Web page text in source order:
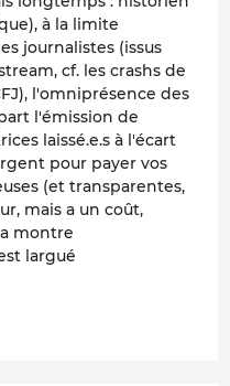
à la limite
journalistes (issus
cf. les crashs de
l'omniprésence des
l'émission de
laissé.e.s à l'écart
pour payer vos
(et transparentes,
mais a un coût,
montre
largué